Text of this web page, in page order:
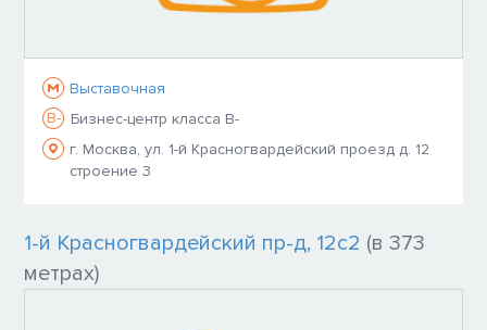
Выставочная
B- Бизнес-центр класса B-
г. Москва, ул. 1-й Красногвардейский проезд д. 12
строение 3
1-й Красногвардейский пр-д, 12с2 (в 373
метрах)